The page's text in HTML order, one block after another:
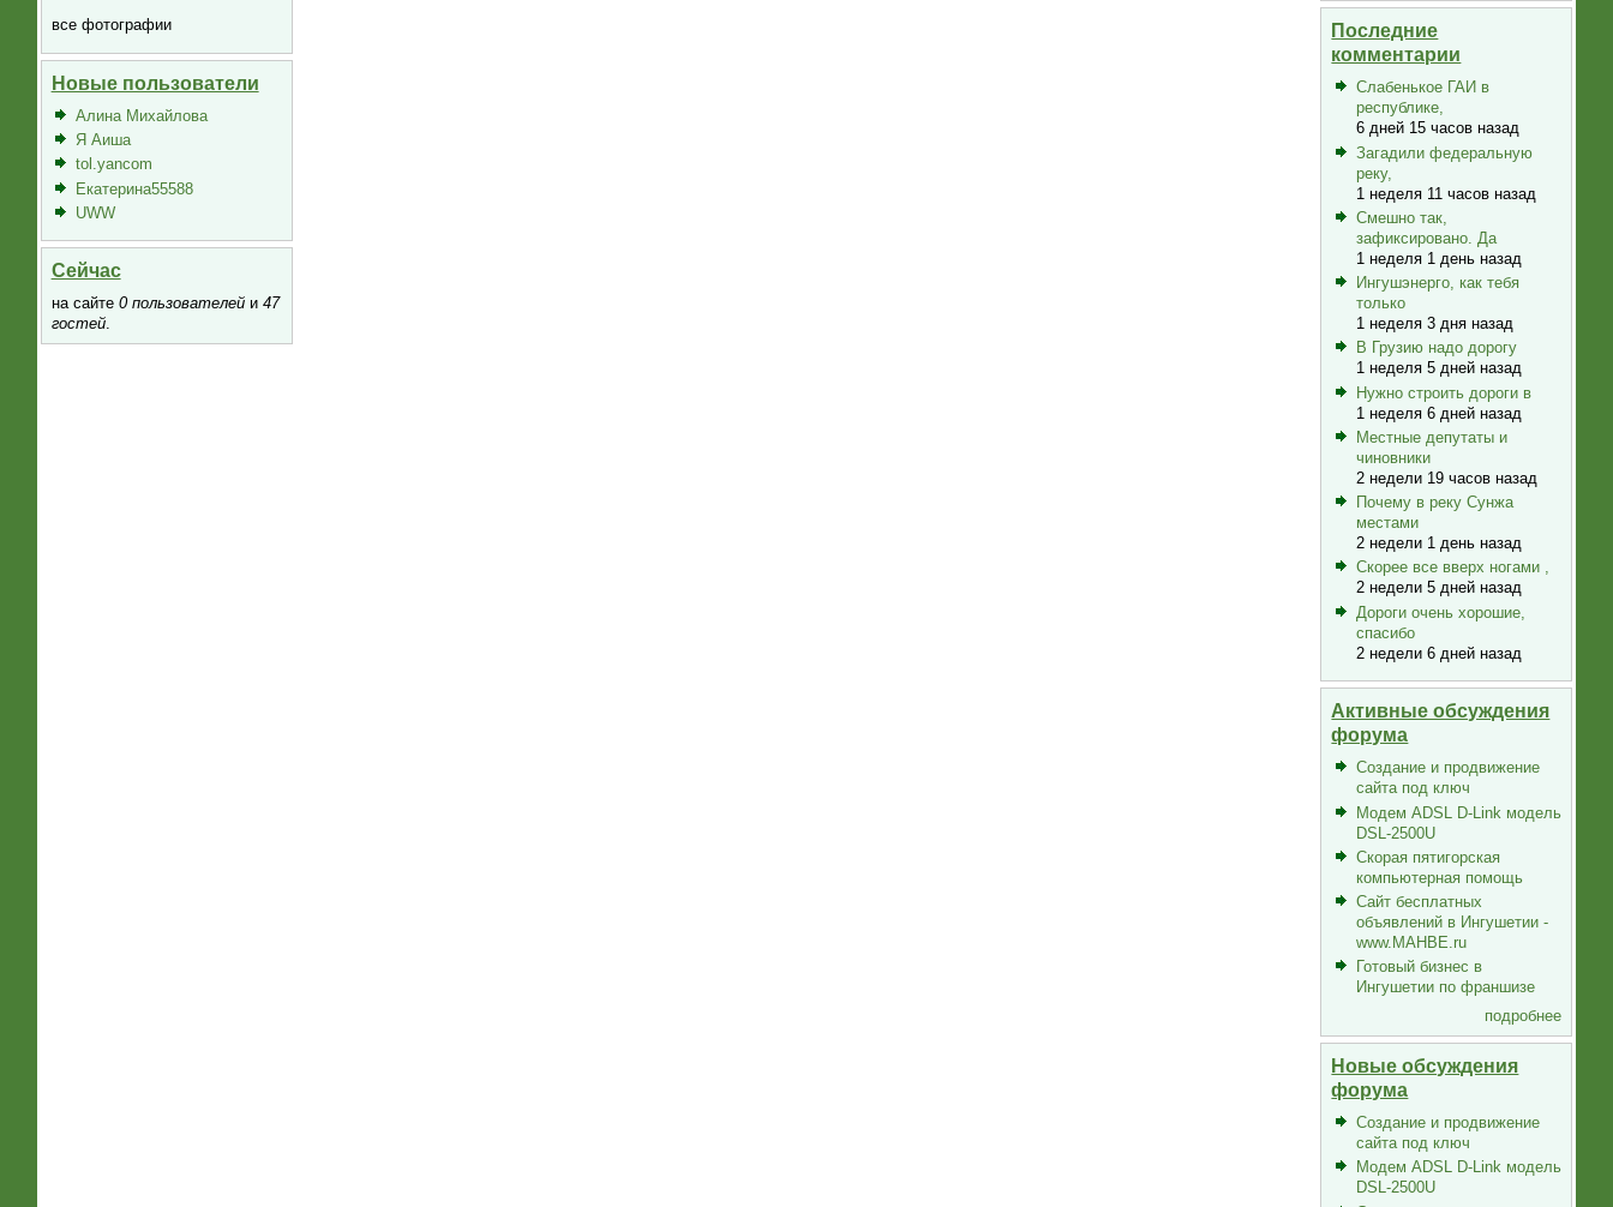
все фотографии
Новые пользователи
Алина Михайлова
Я Аиша
tol.yancom
Екатерина55588
UWW
Сейчас
на сайте 0 пользователейи 47
гостей.
Последние
комментарии
Слабенькое ГАИ в
республике,
6 дней 15 часов назад
Загадили федеральную
реку,
1 неделя 11 часов назад
Смешно так,
зафиксировано. Да
1 неделя 1 день назад
Ингушэнерго, как тебя
только
1 неделя 3 дня назад
В Грузию надо дорогу
1 неделя 5 дней назад
Нужно строить дороги в
1 неделя 6 дней назад
Местные депутаты и
чиновники
2 недели 19 часов назад
Почему в реку Сунжа
местами
2 недели 1 день назад
Скорее все вверх ногами ,
2 недели 5 дней назад
Дороги очень хорошие,
спасибо
2 недели 6 дней назад
Активные обсуждения
форума
Создание и продвижение
сайта под ключ
Модем ADSL D-Link модель
DSL-2500U
Скорая пятигорская
компьютерная помощь
Сайт бесплатных
объявлений в Ингушетии -
www.MAHBE.ru
Готовый бизнес в
Ингушетии по франшизе
подробнее
Новые обсуждения
форума
Создание и продвижение
сайта под ключ
Модем ADSL D-Link модель
DSL-2500U